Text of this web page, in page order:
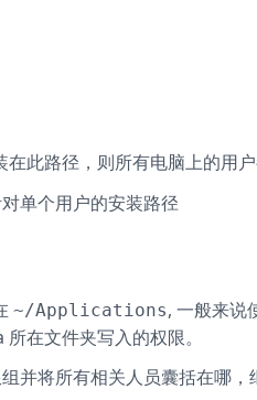
在此路径，则所有电脑上的用
单个用户的安装路径
~/Applications, 一般来说
在文件夹写入的权限。
并将所有相关人员囊括在哪，